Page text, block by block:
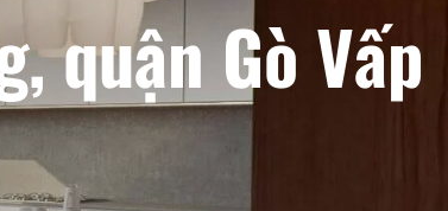
quận Gò Vấp